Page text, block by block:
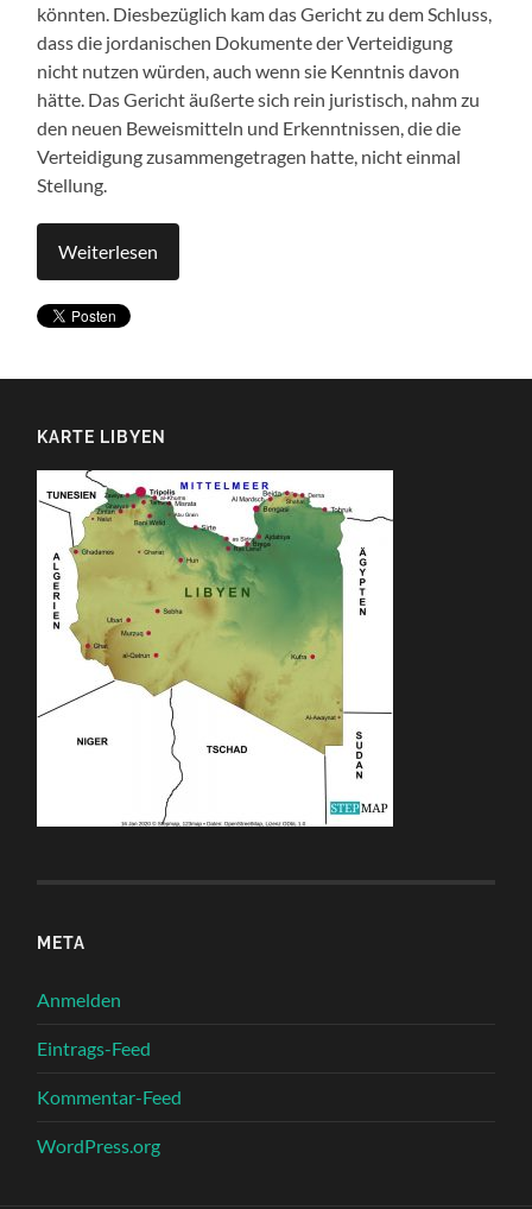
könnten. Diesbezüglich kam das Gericht zu dem Schluss,
dass die jordanischen Dokumente der Verteidigung
nicht nutzen würden, auch wenn sie Kenntnis davon
hätte. Das Gericht äußerte sich rein juristisch, nahm zu
den neuen Beweismitteln und Erkenntnissen, die die
Verteidigung zusammengetragen hatte, nicht einmal
Stellung.
Weiterlesen
KARTE LIBYEN
META
Anmelden
Eintrags-Feed
Kommentar-Feed
WordPress.org